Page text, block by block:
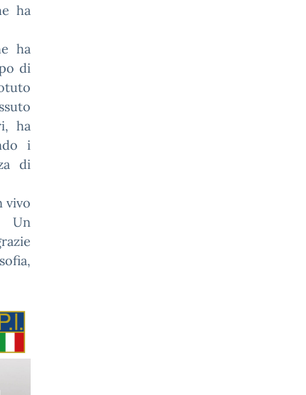
ha
ha
di
ha
i
di
vivo
Un